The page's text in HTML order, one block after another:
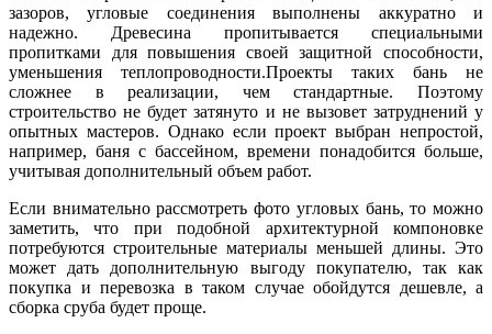
зазоров, угловые соединения выполнены аккуратно и
надежно. Древесина пропитывается специальными
пропитками для повышения своей защитной способности,
уменьшения теплопроводности.Проекты таких бань не
сложнее в реализации, чем стандартные. Поэтому
строительство не будет затянуто и не вызовет затруднений у
опытных мастеров. Однако если проект выбран непростой,
например, баня с бассейном, времени понадобится больше,
учитывая дополнительный объем работ.
Если внимательно рассмотреть фото угловых бань, то можно
заметить, что при подобной архитектурной компоновке
потребуются строительные материалы меньшей длины. Это
может дать дополнительную выгоду покупателю, так как
покупка и перевозка в таком случае обойдутся дешевле, а
сборка сруба будет проще.